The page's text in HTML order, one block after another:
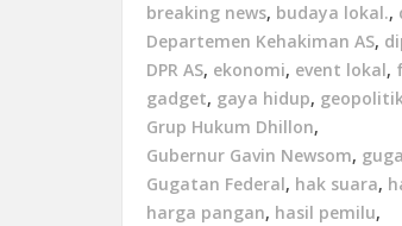
breaking news, budaya lokal.,
Departemen Kehakiman AS,
DPR AS, ekonomi, event lokal,
gadget, gaya hidup,
Grup Hukum Dhillon,
Gubernur Gavin Newsom,
Gugatan Federal, hak suara,
harga pangan, hasil pemilu,